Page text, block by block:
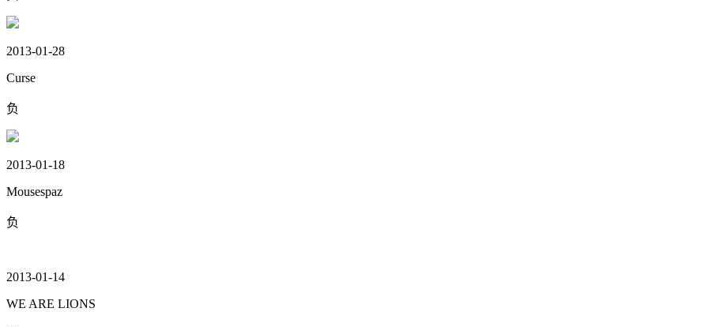
2013-01-28
Curse
负
2013-01-18
Mousespaz
负
2013-01-14
WE ARE LIONS